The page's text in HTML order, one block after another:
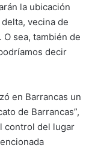
la ubicación
vecina de
O sea, también de
decir
en Barrancas un
de Barrancas”,
control del lugar